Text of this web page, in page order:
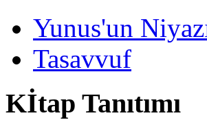
Yunus'un
Tasavvuf
Kİtap Tanıtımı